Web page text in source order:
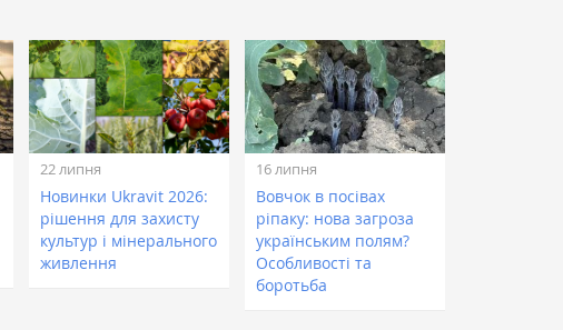
22 липня
Новинки Ukravit 2026:
рішення для захисту
культур і мінерального
живлення
16 липня
Вовчок в посівах
ріпаку: нова загроза
українським полям?
Особливості та
боротьба